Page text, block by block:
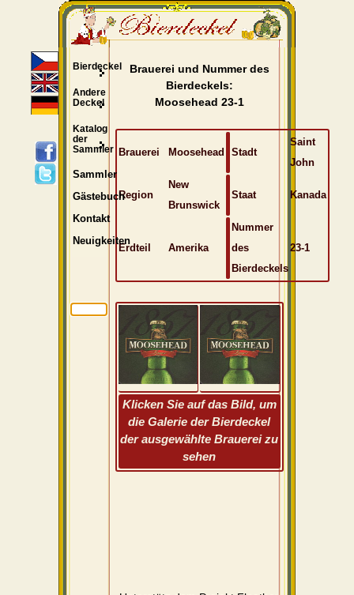
Brauerei und Nummer des
Bierdeckels:
Moosehead 23-1
Brauerei Moosehead Stadt
Saint
John
Region
New
Brunswick
Staat Kanada
Erdteil Amerika
Nummer
des
Bierdeckels
23-1
Klicken Sie auf das Bild, um
die Galerie der Bierdeckel
der ausgewählte Brauerei zu
sehen
Bierdeckel
Andere
Deckel
Katalog
der
Sammler
Sammler
Gästebuch
Kontakt
Neuigkeiten